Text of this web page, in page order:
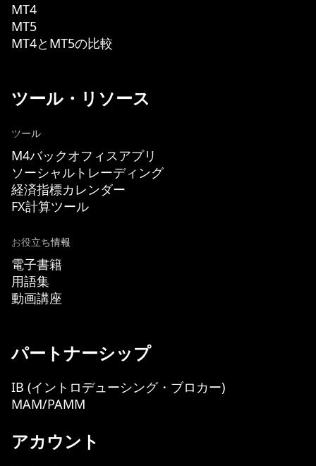
MT4
MT5
MT4とMT5の比較
ツール・リソース
ツール
M4バックオフィスアプリ
ソーシャルトレーディング
経済指標カレンダー
FX計算ツール
お役立ち情報
電子書籍
用語集
動画講座
パートナーシップ
IB (イントロデューシング・ブロカー)
MAM/PAMM
アカウント